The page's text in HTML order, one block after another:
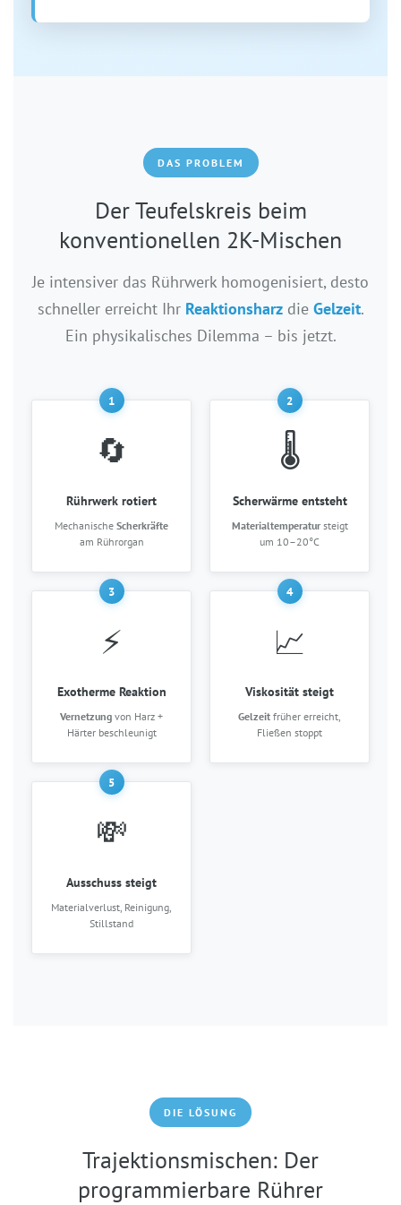
DAS PROBLEM
Der Teufelskreis beim
konventionellen 2K-Mischen
Je intensiver das Rührwerk homogenisiert, desto
schneller erreicht Ihr Reaktionsharzdie Gelzeit.
Ein physikalisches Dilemma – bis jetzt.
1
🔄
Rührwerk rotiert
Mechanische Scherkräfte
am Rührorgan
2
🌡️
Scherwärme entsteht
Materialtemperatursteigt
um 10–20°C
3
⚡
Exotherme Reaktion
Vernetzung von Harz +
Härter beschleunigt
4
📈
Viskosität steigt
Gelzeit früher erreicht,
Fließen stoppt
5
💸
Ausschuss steigt
Materialverlust, Reinigung,
Stillstand
DIE LÖSUNG
Trajektionsmischen: Der
programmierbare Rührer